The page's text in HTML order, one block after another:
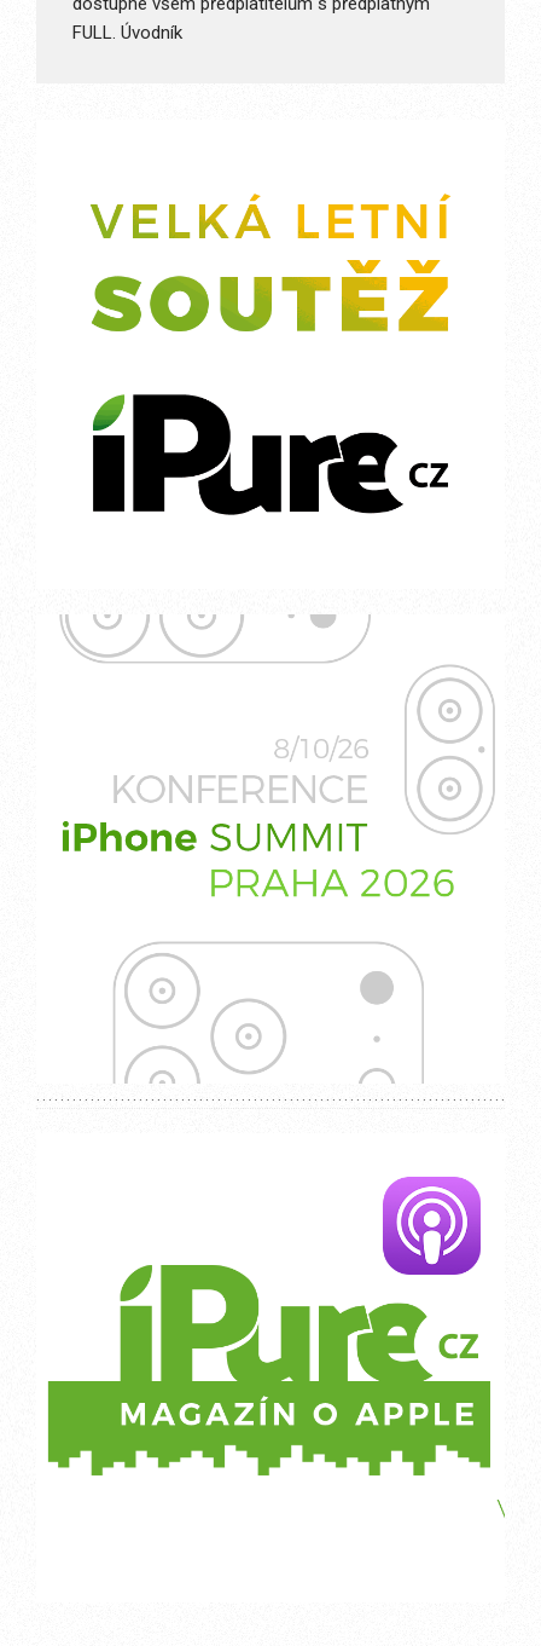
FULL. Úvodník